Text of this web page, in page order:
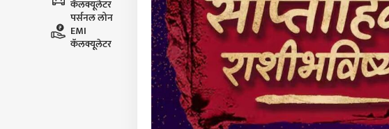
कॅलक्यूलेटर
पर्सनल लोन
EMI
कॅलक्यूलेटर